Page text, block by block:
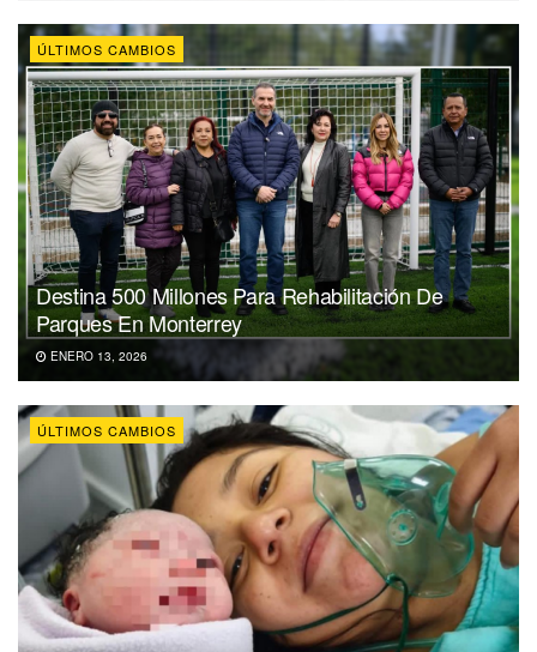
ÚLTIMOS CAMBIOS
Destina 500 Millones Para Rehabilitación De
Parques En Monterrey
ENERO 13, 2026
ÚLTIMOS CAMBIOS